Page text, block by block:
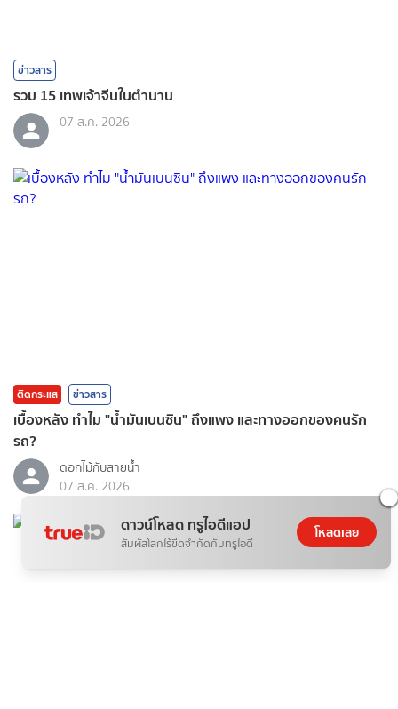
ข่าวสาร
รวม 15 เทพเจ้าจีนในตำนาน
07 ส.ค. 2026
ติดกระแส ข่าวสาร
เบื้องหลัง ทำไม "น้ำมันเบนซิน" ถึงแพง และทางออกของคนรัก
รถ?
ดอกไม้กับสายน้ำ
07 ส.ค. 2026
ดาวน์โหลด ทรูไอดีแอป
สัมผัสโลกไร้ขีดจำกัดกับทรูไอดี
โหลดเลย